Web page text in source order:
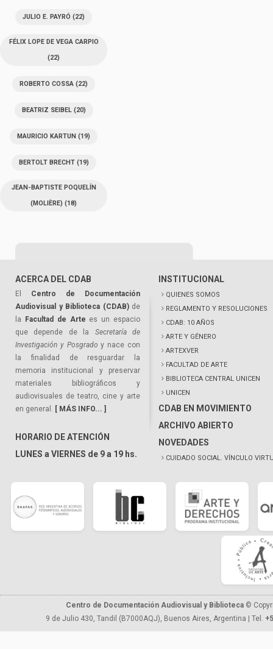
JULIO E. PAYRÓ (22)
FÉLIX LOPE DE VEGA CARPIO
(22)
ROBERTO COSSA (22)
BEATRIZ SEIBEL(20)
MAURICIO KARTUN (19)
BERTOLT BRECHT(19)
JEAN-BAPTISTE POQUELÍN
(MOLIÈRE) (18)
ACERCA DEL CDAB
El Centro de Documentación
Audiovisual y Biblioteca (CDAB)de
la
Facultad de Arte es un espacio
que depende de la Secretaría de
Investigación y Posgrado y nace con
la finalidad de resguardar la
memoria institucional y preservar
materiales bibliográficos y
audiovisuales de teatro, cine y arte
en general. [ MÁS INFO... ]
HORARIO DE ATENCIÓN
LUNES a VIERNES de 9 a 19 hs.
INSTITUCIONAL
QUIENES SOMOS
REGLAMENTO Y RESOLUCIONES
CDAB: 10 AÑOS
ARTE Y GÉNERO
ARTEXVER
FACULTAD DE ARTE
BIBLIOTECA CENTRAL UNICEN
UNICEN
CDAB EN MOVIMIENTO
ARCHIVO ABIERTO
NOVEDADES
CUIDADO SOCIAL. VÍNCULO
Centro de Documentación Audiovisual y Biblioteca ©
9 de Julio 430, Tandil (B7000AQJ), Buenos Aires, Argentina | Tel.